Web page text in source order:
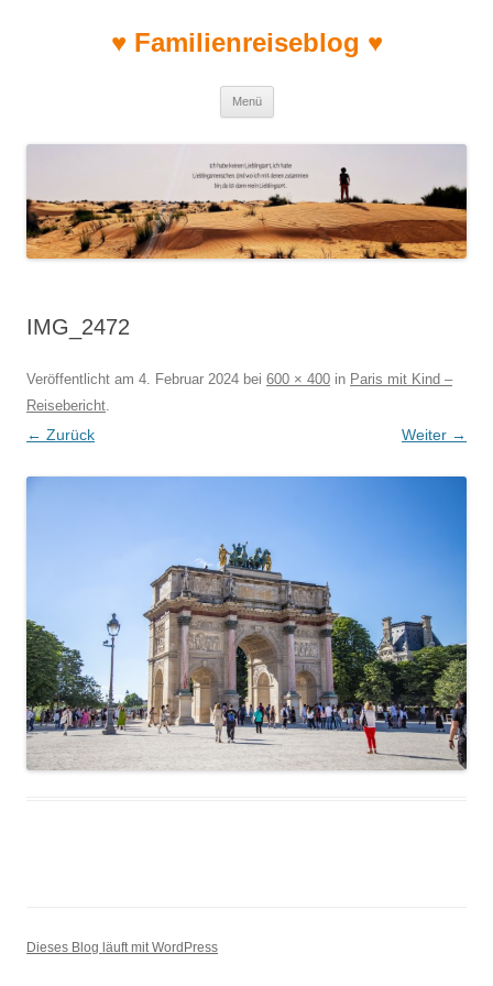
♥ Familienreiseblog ♥
Menü
IMG_2472
Veröffentlicht am 4. Februar 2024 bei 600 × 400 in Paris mit Kind –
Reisebericht.
← Zurück Weiter →
Dieses Blog läuft mit WordPress